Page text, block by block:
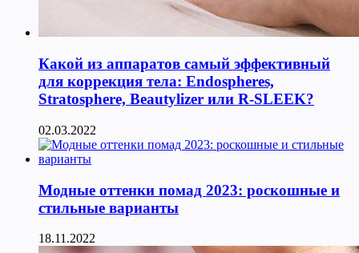
Какой из аппаратов самый эффективный
для коррекция тела: Endospheres,
Stratosphere, Beautylizer или R-SLEEK?
02.03.2022
Модные оттенки помад 2023: роскошные и
стильные варианты
18.11.2022